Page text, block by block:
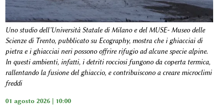
Uno studio dell’Università Statale di Milano e del MUSE- Museo delle
Scienze di Trento, pubblicato su Ecography, mostra che i ghiacciai di
pietra e i ghiacciai neri possono offrire rifugio ad alcune specie alpine.
In questi ambienti, infatti, i detriti rocciosi fungono da coperta termica,
rallentando la fusione del ghiaccio, e contribuiscono a creare microclimi
freddi
01 agosto 2026 | 10:00